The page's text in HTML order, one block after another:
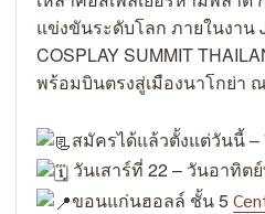
แข่งขันระดับโลก ภายในงาน
COSPLAY SUMMIT
พร้อมบินตรงสู่เมืองนาโกย่า
สมัครได้แล้วตั้งแต่วันนี้
วันเสาร์ที่ 22 – วันอาทิต
ขอนแก่นฮอลล์ ชั้น 5